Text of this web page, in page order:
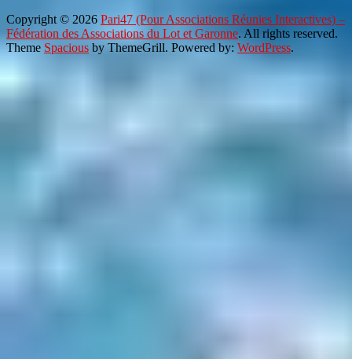
Copyright © 2026 Pari47 (Pour Associations Réunies Interactives) –
Fédération des Associations du Lot et Garonne. All rights reserved.
Theme Spacious by ThemeGrill. Powered by: WordPress.